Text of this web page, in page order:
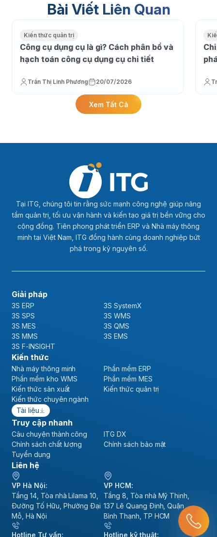
Bài Viết Liên Quan
Kiến thức quản trị
Công cụ dụng cụ là gì? Cách phân bổ và
hạch toán công cụ dụng cụ chi tiết
Trần Thị Linh Phương 20/07/2026
Xem Tất Cả
Tại ITG, chúng tôi tin rằng sức mạnh công nghệ giúp nâng
tầm quản trị, tối ưu vận hành và kiến tạo giá trị bền vững cho
cộng đồng. Tiên phong phát triển ERP và Nhà máy thông
minh tại Việt Nam, ITG đồng hành cùng doanh nghiệp bứt
phá trong kỷ nguyên số.
Giải pháp
3S ERP
3S SystemX
3S SPS
3S WMS
3S MES
3S QMS
3S MMS
3S EMS
3S F-INSIGHT
Kiến thức
Nhà máy thông minh
Phần mềm ERP
Phần mềm kho WMS
Phần mềm MES
Kiến thức sản xuất
Kiến thức quản trị
Kiến thức chuyên ngành
Tài liệu
Truy cập nhanh
Câu chuyện thành công
ITG DX
Chính sách chất lượng
Chính sách bảo mật
Tuyển dụng
Liên hệ
VP Hà Nội:
Tầng 14, Tòa nhà Lilama 10,
Đường Tố Hữu, Phường Đại
Mỗ, Hà Nội
VP HCM:
Tầng 8, Tòa nhà Mỹ Thịnh,
137 Lê Quang Định, Quận
Bình Thạnh, TP HCM
Hotline Tư vấn: Hotline kỹ thuật: